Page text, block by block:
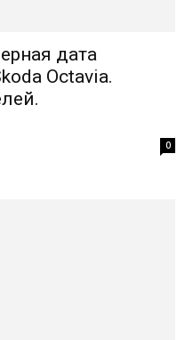
дата
Octavia.
0